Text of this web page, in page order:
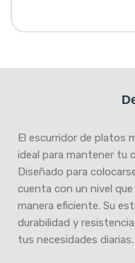
El escurridor de platos
ideal para mantener tu
Diseñado para
cuenta con un nivel
manera eficiente. Su
durabilidad y
tus necesidades diarias.